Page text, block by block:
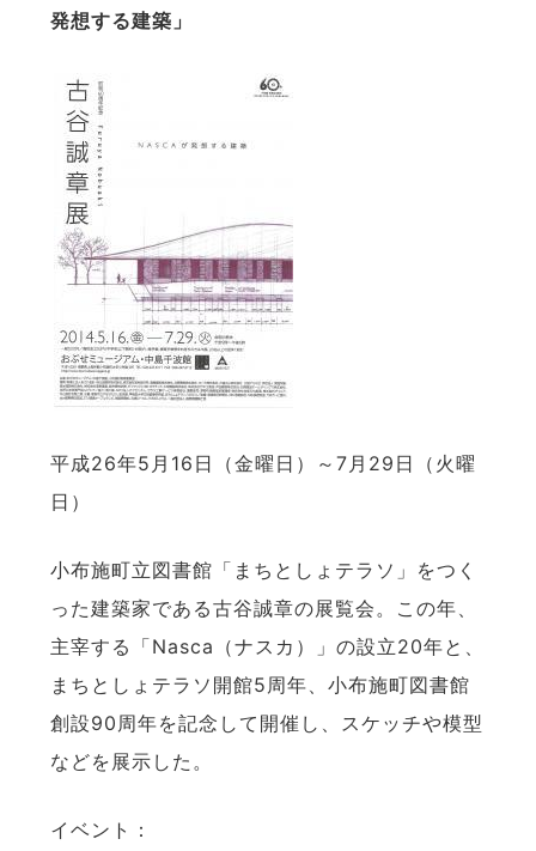
発想する建築」
平成26年5月16日（金曜日）～7月29日（火曜
日）
小布施町立図書館「まちとしょテラソ」をつく
った建築家である古谷誠章の展覧会。この年、
主宰する「Nasca（ナスカ）」の設立20年と、
まちとしょテラソ開館5周年、小布施町図書館
創設90周年を記念して開催し、スケッチや模型
などを展示した。
イベント：